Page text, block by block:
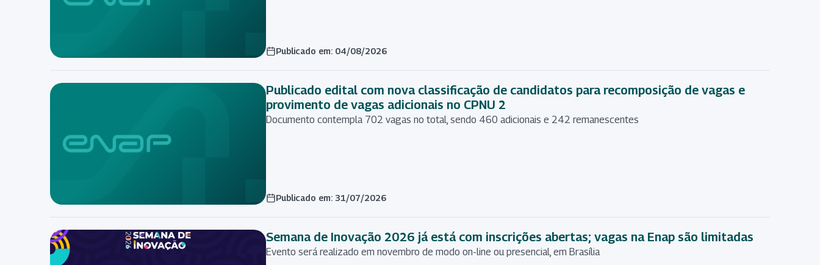
Publicado em: 04/08/2026
Publicado edital com nova classificação de candidatos para recomposição de vagas e
provimento de vagas adicionais no CPNU 2
Documento contempla 702 vagas no total, sendo 460 adicionais e 242 remanescentes
Publicado em: 31/07/2026
Semana de Inovação 2026 já está com inscrições abertas; vagas na Enap são limitadas
Evento será realizado em novembro de modo on-line ou presencial, em Brasília